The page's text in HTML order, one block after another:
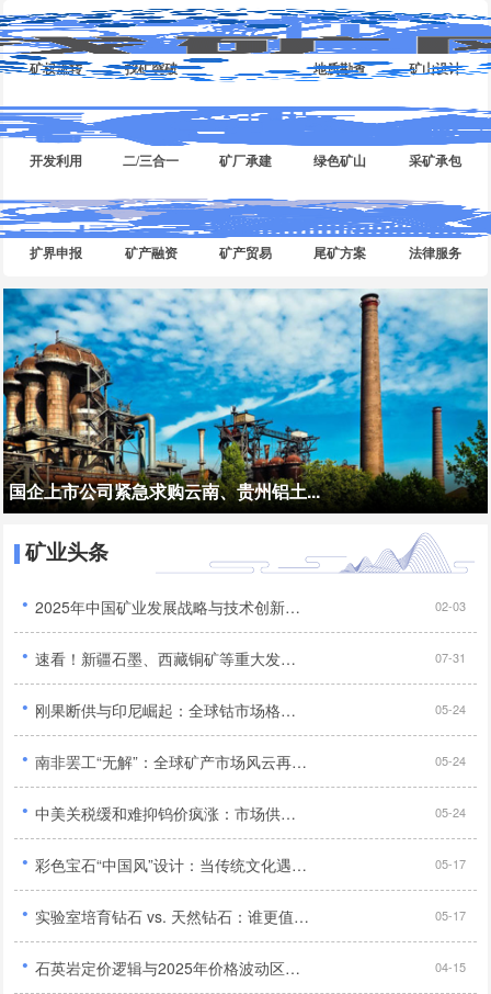
矿权流转 找矿突破 地质勘查 矿山设计
开发利用 二/三合一 矿厂承建 绿色矿山 采矿承包
扩界申报 矿产融资 矿产贸易 尾矿方案 法律服务
国企上市公司紧急求购云南、贵州铝土...
矿业头条
· 2025年中国矿业发展战略与技术创新深度研究报告... 02-03
· 速看！新疆石墨、西藏铜矿等重大发现，我国找矿突破添新绩... 07-31
· 刚果断供与印尼崛起：全球钴市场格局重塑及中国企业应对策略... 05-24
· 南非罢工“无解”：全球矿产市场风云再起，铬矿短缺引发多行业危机与抢购潮... 05-24
· 中美关税缓和难抑钨价疯涨：市场供需失衡与产业格局重塑... 05-24
· 彩色宝石“中国风”设计：当传统文化遇上现代珠宝... 05-17
· 实验室培育钻石 vs. 天然钻石：谁更值得买？... 05-17
· 石英岩定价逻辑与2025年价格波动区间预测... 04-15